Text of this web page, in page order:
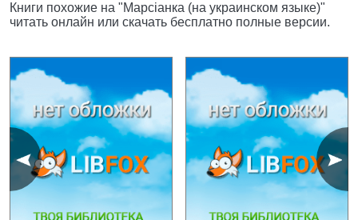
Книги похожие на "Марсiанка (на украинском языке)"
читать онлайн или скачать бесплатно полные версии.